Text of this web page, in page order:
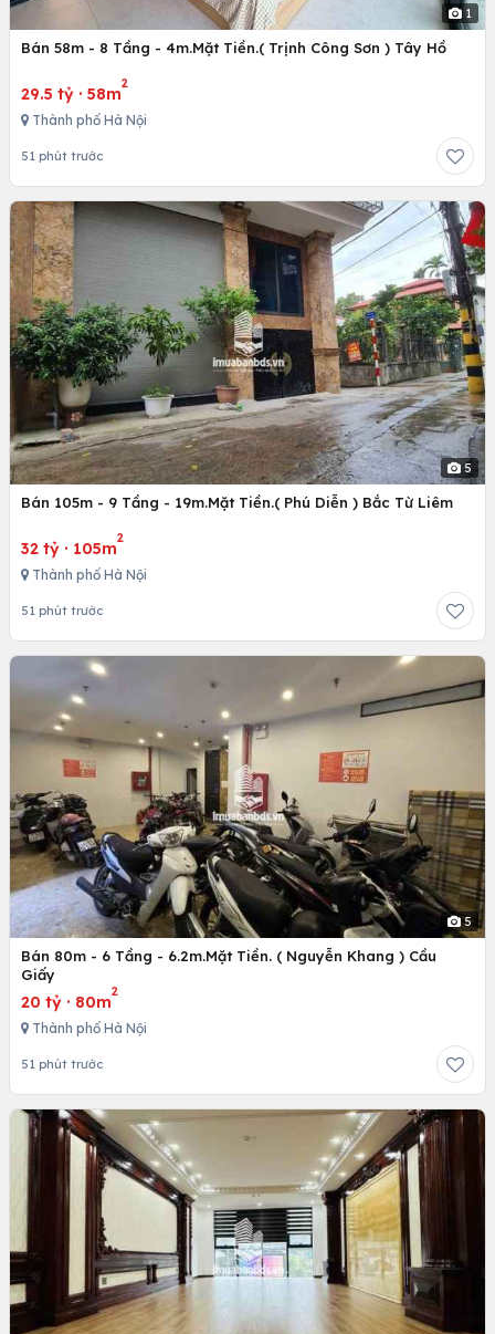
1
Bán 58m - 8 Tầng - 4m.Mặt Tiền.( Trịnh Công Sơn ) Tây Hồ
29.5 tỷ · 58m
2
Thành phố Hà Nội
51 phút trước
5
Bán 105m - 9 Tầng - 19m.Mặt Tiền.( Phú Diễn ) Bắc Từ Liêm
32 tỷ · 105m
2
Thành phố Hà Nội
51 phút trước
5
Bán 80m - 6 Tầng - 6.2m.Mặt Tiền. ( Nguyễn Khang ) Cầu
Giấy
20 tỷ · 80m
2
Thành phố Hà Nội
51 phút trước